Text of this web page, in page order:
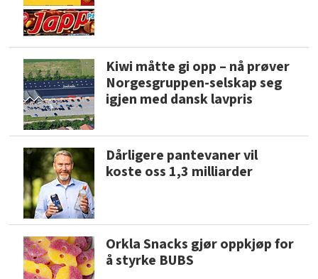
Kiwi måtte gi opp – nå prøver
Norgesgruppen-selskap seg
igjen med dansk lavpris
Dårligere pantevaner vil
koste oss 1,3 milliarder
Orkla Snacks gjør oppkjøp for
å styrke BUBS